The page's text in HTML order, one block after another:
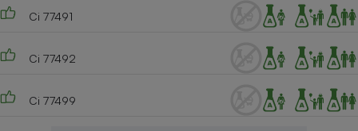
Ci 77491
Ci 77492
Ci 77499